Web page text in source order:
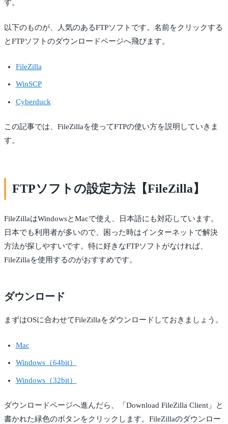
す。
以下のものが、人気のあるFTPソフトです。名前をクリックする
とFTPソフトのダウンロードページへ飛びます。
FileZilla
WinSCP
Cyberduck
この記事では、FileZillaを使ってFTPの使い方を説明していきま
す。
FTPソフトの設定方法【FileZilla】
FileZillaはWindowsとMacで使え、日本語にも対応しています。
日本でも利用者が多いので、困った時はインターネットで解決
方法が探しやすいです。特に好きなFTPソフトがなければ、
FileZillaを使用するのがおすすめです。
ダウンロード
まずはOSに合わせてFileZillaをダウンロードしておきましょう。
Mac
Windows（64bit）
Windows（32bit）
ダウンロードページへ進んだら、「Download FileZilla Client」と
書かれた緑色のボタンをクリックします。FileZillaのダウンロー